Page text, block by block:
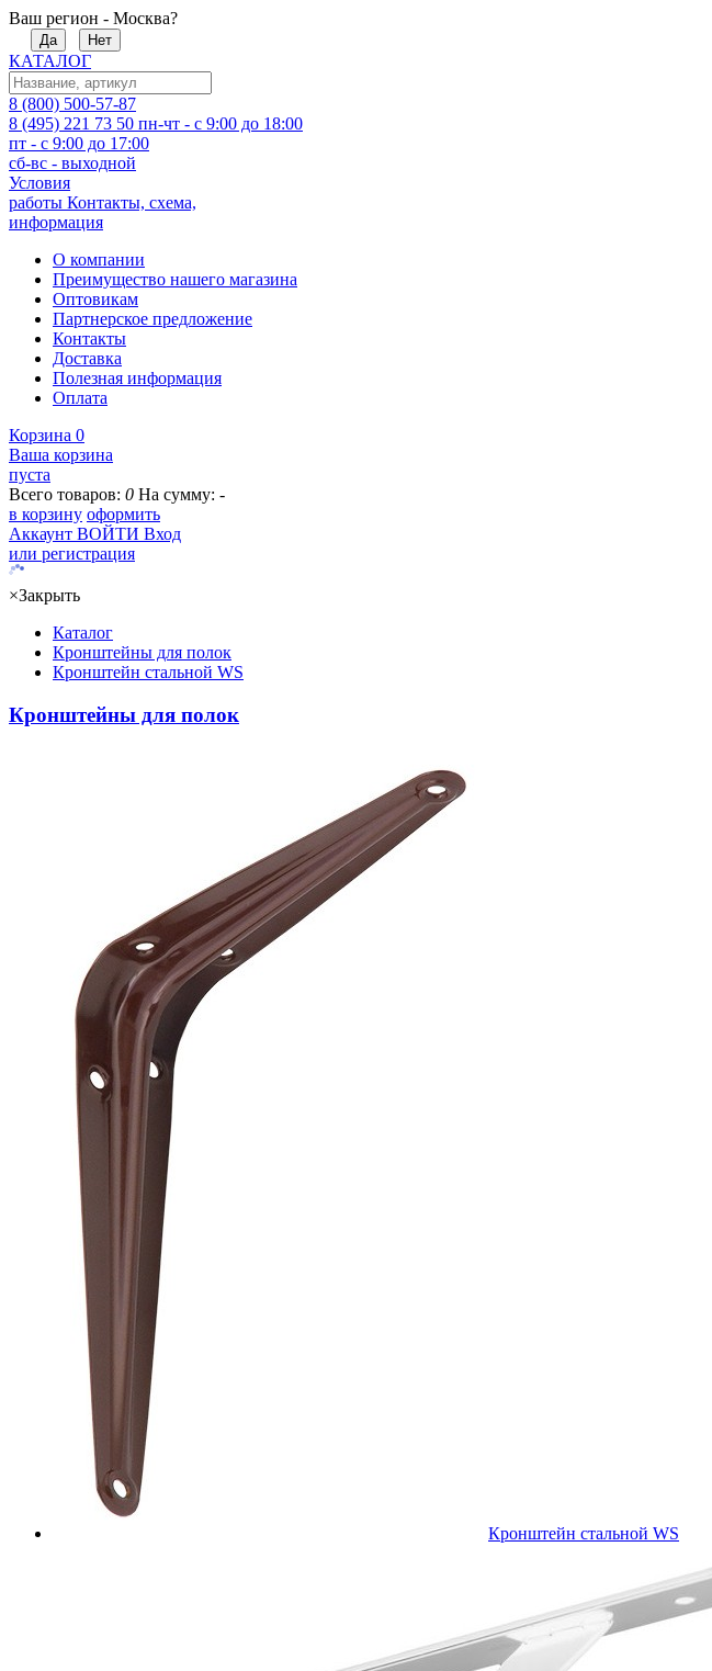
Ваш регион - Москва?
Да Нет
КАТАЛОГ
8 (800) 500-57-87
8 (495) 221 73 50 пн-чт - с 9:00 до 18:00
пт - с 9:00 до 17:00
сб-вс - выходной
Условия
работы Контакты, схема,
информация
О компании
Преимущество нашего магазина
Оптовикам
Партнерское предложение
Контакты
Доставка
Полезная информация
Оплата
Корзина 0
Ваша корзина
пуста
Всего товаров: 0 На сумму: -
в корзину оформить
Аккаунт ВОЙТИ Вход
или регистрация
×Закрыть
Каталог
Кронштейны для полок
Кронштейн стальной WS
Кронштейны для полок
Кронштейн стальной WS